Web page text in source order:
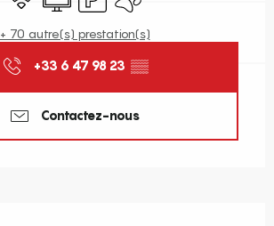
+ 70 autre(s) prestation(s)
+33 6 47 98 23 ▒▒
Contactez-nous